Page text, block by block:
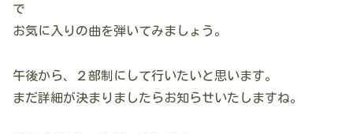
で
お気に入りの曲を弾いてみましょう。
午後から、２部制にして行いたいと思います。
まだ詳細が決まりましたらお知らせいたしますね。